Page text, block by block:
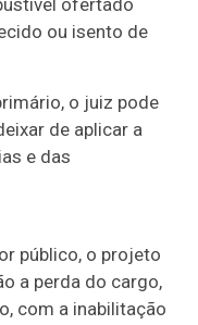
ou isento de
o juiz pode
de aplicar a
e das
público, o projeto
a perda do cargo,
com a inabilitação